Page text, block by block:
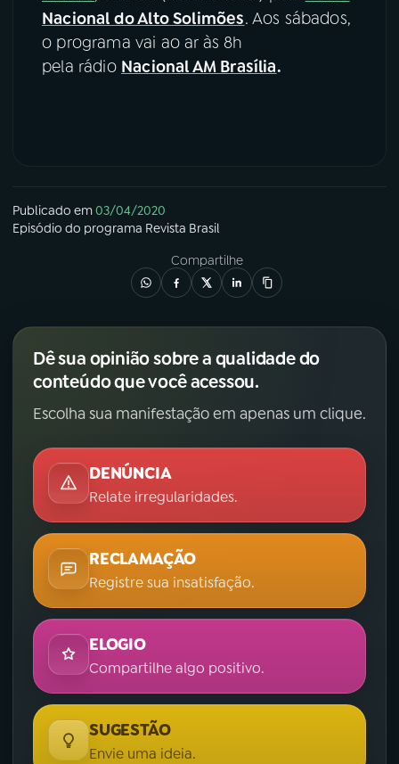
Nacional do Alto Solimões. Aos sábados,
o programa vai ao ar às 8h
pela rádio Nacional AM Brasília.
Publicado em03/04/2020
Episódio do programa Revista Brasil
Compartilhe
Dê sua opinião sobre a qualidade do
conteúdo que você acessou.
Escolha sua manifestação em apenas um clique.
DENÚNCIA
Relate irregularidades.
RECLAMAÇÃO
Registre sua insatisfação.
ELOGIO
Compartilhe algo positivo.
SUGESTÃO
Envie uma ideia.